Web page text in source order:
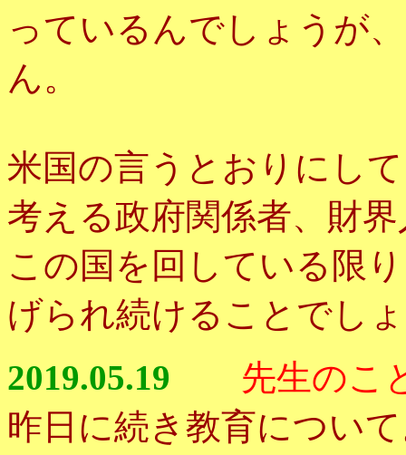
っているんでしょうが
ん。
米国の言うとおりにし
考える政府関係者、財
この国を回している限
げられ続けることでし
2019.05.19
先生のこ
昨日に続き教育につい